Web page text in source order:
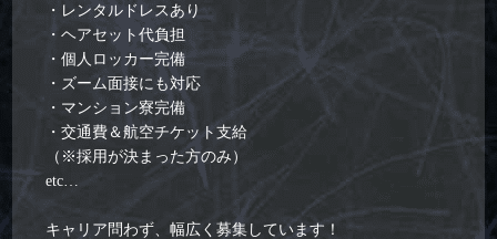
・レンタルドレスあり
・ヘアセット代負担
・個人ロッカー完備
・ズーム面接にも対応
・マンション寮完備
・交通費＆航空チケット支給
（※採用が決まった方のみ）
etc…
キャリア問わず、幅広く募集しています！